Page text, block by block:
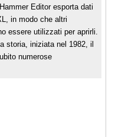
Editor esporta dati
in modo che altri
essere utilizzati per aprirli.
storia, iniziata nel 1982, il
numerose